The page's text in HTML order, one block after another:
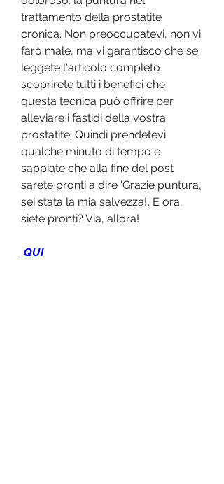
trattamento della prostatite
cronica. Non preoccupatevi, non vi
farò male, ma vi garantisco che se
leggete l'articolo completo
scoprirete tutti i benefici che
questa tecnica può offrire per
alleviare i fastidi della vostra
prostatite. Quindi prendetevi
qualche minuto di tempo e
sappiate che alla fine del post
sarete pronti a dire 'Grazie puntura,
sei stata la mia salvezza!'. E ora,
siete pronti? Via, allora!
QUI